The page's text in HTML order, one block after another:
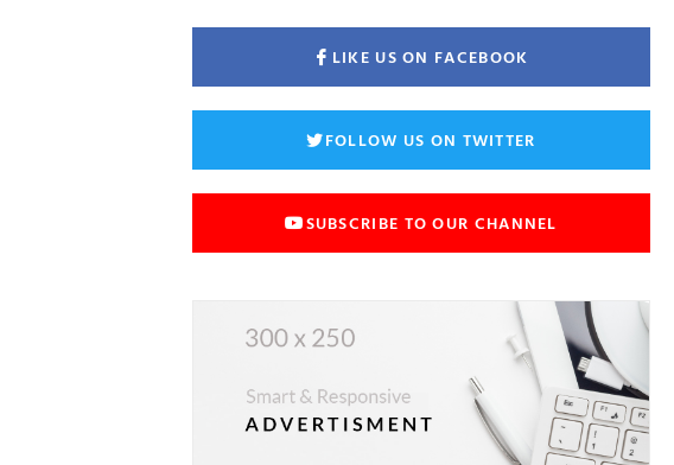
LIKE US ON FACEBOOK
FOLLOW US ON TWITTER
SUBSCRIBE TO OUR CHANNEL